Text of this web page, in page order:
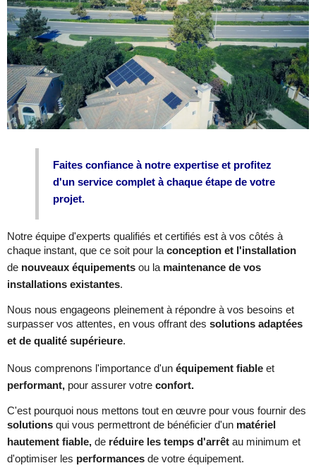
Faites confiance à notre expertise et profitez
d'un service complet à chaque étape de votre
projet.
Notre équipe d'experts qualifiés et certifiés est à vos côtés à
chaque instant, que ce soit pour la conception et l'installation
de nouveaux équipements ou la maintenance de vos
installations existantes.
Nous nous engageons pleinement à répondre à vos besoins et
surpasser vos attentes, en vous offrant des solutions adaptées
et de qualité supérieure.
Nous comprenons l'importance d'un équipement fiable et
performant, pour assurer votre confort.
C'est pourquoi nous mettons tout en œuvre pour vous fournir des
solutions qui vous permettront de bénéficier d'un matériel
hautement fiable, de réduire les temps d'arrêt au minimum et
d'optimiser les performances de votre équipement.